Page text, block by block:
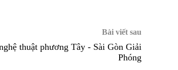
Bài viết sau
thuật phương Tây - Sài Gòn Giải
Phóng